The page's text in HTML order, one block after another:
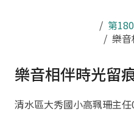
第
樂
樂音相伴時光留
清水區大秀國小高珮珊主任